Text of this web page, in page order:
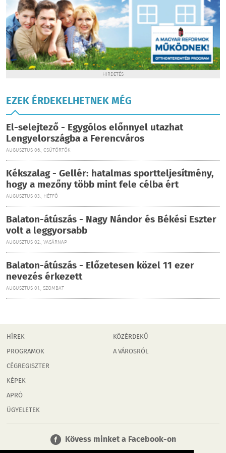
HIRDETÉS
EZEK ÉRDEKELHETNEK MÉG
El-selejtező - Egygólos előnnyel utazhat
Lengyelországba a Ferencváros
AUGUSZTUS 06., CSÜTÖRTÖK
Kékszalag - Gellér: hatalmas sportteljesítmény,
hogy a mezőny több mint fele célba ért
AUGUSZTUS 03., HÉTFŐ
Balaton-átúszás - Nagy Nándor és Békési Eszter
volt a leggyorsabb
AUGUSZTUS 02., VASÁRNAP
Balaton-átúszás - Előzetesen közel 11 ezer
nevezés érkezett
AUGUSZTUS 01., SZOMBAT
HÍREK
PROGRAMOK
CÉGREGISZTER
KÉPEK
APRÓ
ÜGYELETEK
KÖZÉRDEKŰ
A VÁROSRÓL
Kövess minket a Facebook-on